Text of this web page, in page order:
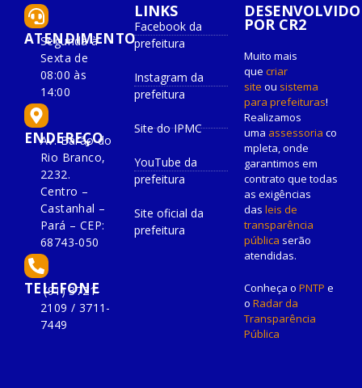
ATENDIMENTO
Segunda à
Sexta de
08:00 às
14:00
ENDEREÇO
Av. Barão do
Rio Branco,
2232.
Centro –
Castanhal –
Pará – CEP:
68743-050
TELEFONE
(91) 3721-
2109 / 3711-
7449
LINKS
Facebook da
prefeitura
Instagram da
prefeitura
Site do IPMC
YouTube da
prefeitura
Site oficial da
prefeitura
DESENVOLVIDO
POR CR2
Muito mais
que criar
site ou sistema
para prefeituras!
Realizamos
uma assessoria co
mpleta, onde
garantimos em
contrato que todas
as exigências
das leis de
transparência
pública serão
atendidas.
Conheça o PNTP e
o Radar da
Transparência
Pública